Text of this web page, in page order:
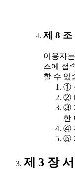
제 8 조
이용자
스에 접
할 수 있
①
②
③
한
④
⑤
제 3 장